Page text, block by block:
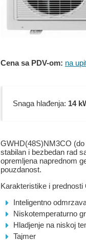
Cena sa PDV-om: na
Snaga hlađenja: 14
GWHD(48S)NM3CO
stabilan i bezbedan rad
opremljena naprednom
pouzdanost.
Karakteristike i
Inteligentno
Niskotemperaturno
Hladjenje na niskoj
Tajmer